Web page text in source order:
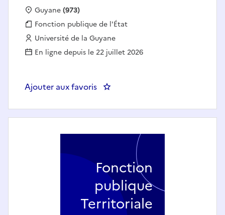
Localisation :
Guyane(973)
Fonction publique :
Fonction publique de l'État
Employeur :
Université de la Guyane
En ligne depuis le 22 juillet 2026
Ajouter aux favoris : Secrétaire pédagogique
Fonction
publique
Territoriale